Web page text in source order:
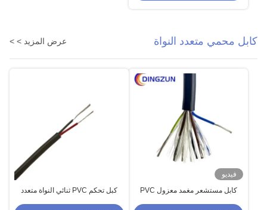
كابل محمي متعدد النواة عرض المزيد > >
فيديو
كابل مستشعر مغمد معزول PVC
كبل تحكم PVC ثنائي النواة متعدد